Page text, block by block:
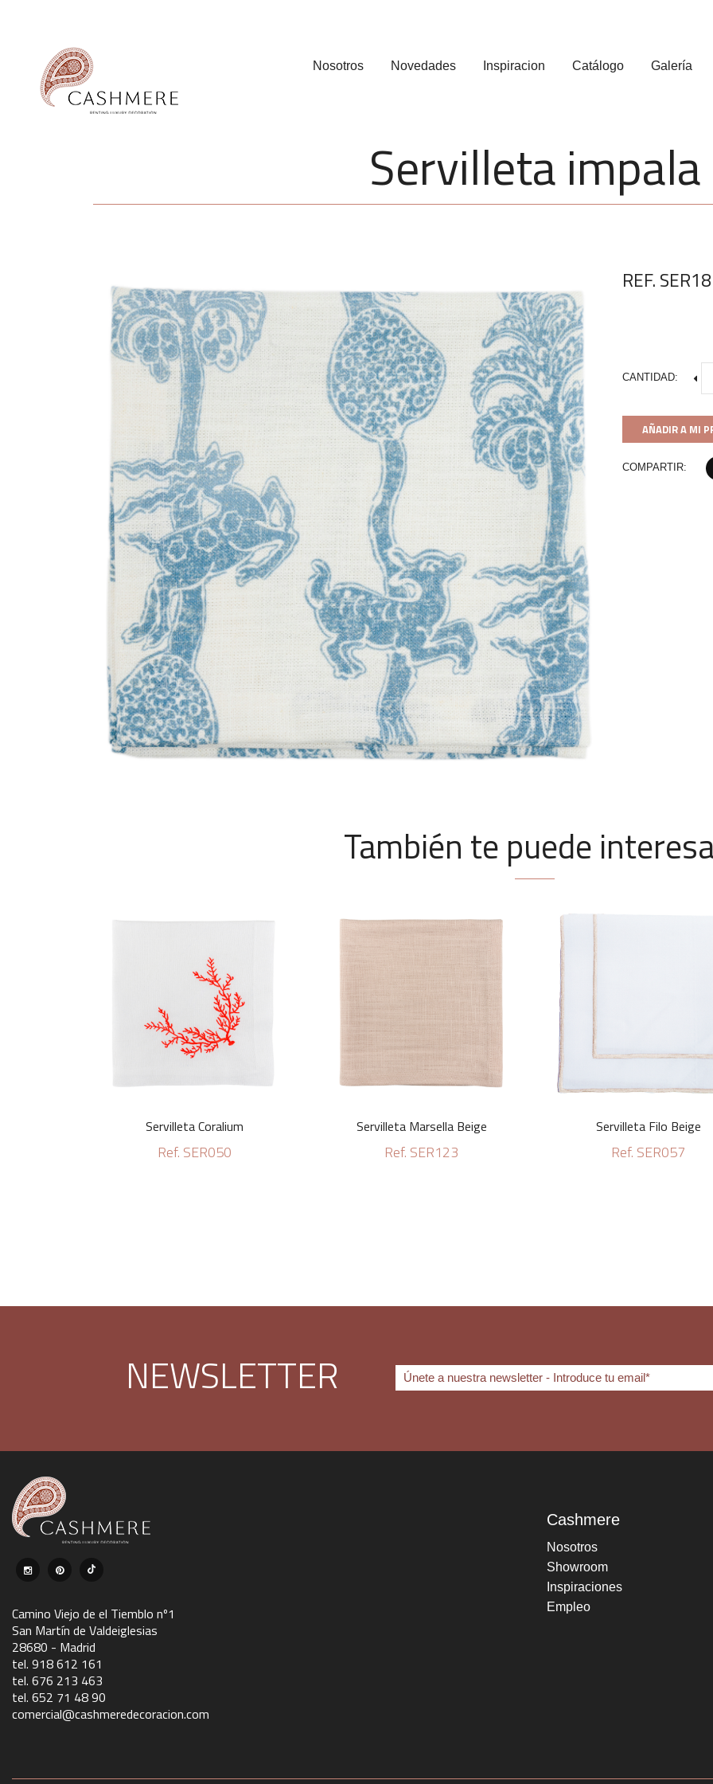
Nosotros Novedades Inspiracion Catálogo Galería
Servilleta impala
REF.
CANTIDAD:
AÑADIR A MI
COMPARTIR:
También te puede
Servilleta Coralium
Ref. SER050
Servilleta Marsella Beige
Ref. SER123
Servilleta Filo Beige
Ref. SER057
NEWSLETTER
Camino Viejo de el Tiemblo nº1
San Martín de Valdeiglesias
28680 - Madrid
tel. 918 612 161
tel. 676 213 463
tel. 652 71 48 90
comercial@cashmeredecoracion.com
Cashmere
Nosotros
Showroom
Inspiraciones
Empleo